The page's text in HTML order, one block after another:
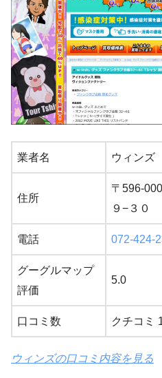
業者名 ウィンズ
住所
〒596-
９−３０
電話 072-424-
グーグルマップ
評価
5.0
口コミ数 クチコミ
ウィンズの口コミ内容を見る